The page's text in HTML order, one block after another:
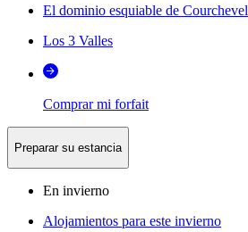
El dominio esquiable de Courchevel
Los 3 Valles
Comprar mi forfait
Preparar su estancia
En invierno
Alojamientos para este invierno